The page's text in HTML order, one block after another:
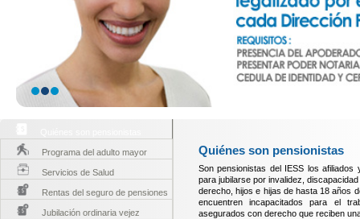
Programa del adulto mayor
Servicios de Salud
Rentas del seguro de pensiones
Jubilación ordinaria vejez
Quiénes son pensionistas
Son pensionistas del IESS los
para jubilarse por invalidez,
derecho, hijos e hijas de hasta 18 años
encuentren incapacitados para el
asegurados con derecho que reciben